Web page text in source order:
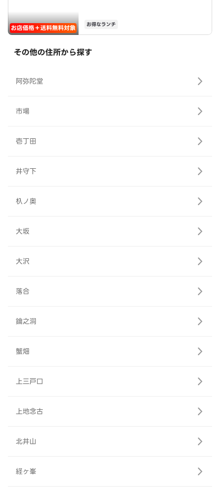
お店価格＋送料無料対象 お得なランチ
その他の住所から探す
阿弥陀堂
市場
壱丁田
井守下
杁ノ奥
大坂
大沢
落合
鑰之洞
蟹畑
上三戸口
上地念古
北井山
経ヶ峯